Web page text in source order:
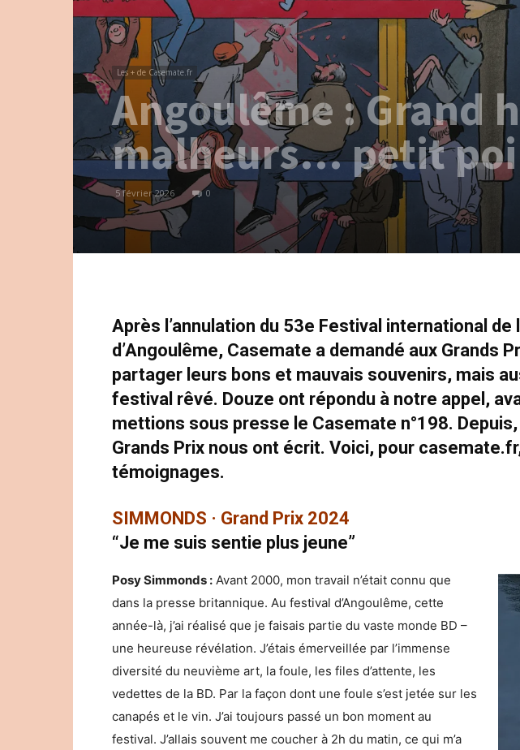
Les + de Casemate.fr
Angoulême : Grand
malheurs… petit
5 février 2026 0
Après l’annulation du 53e Festival international de
d’Angoulême, Casemate a demandé aux Grands
partager leurs bons et mauvais souvenirs, mais
festival rêvé. Douze ont répondu à notre appel,
mettions sous presse le Casemate n°198.
Grands Prix nous ont écrit. Voici, pour
témoignages.
SIMMONDS · Grand Prix 2024
“Je me suis sentie plus jeune”
Posy Simmonds : Avant 2000, mon travail n’était connu que
dans la presse britannique. Au festival d’Angoulême, cette
année-là, j’ai réalisé que je faisais partie du vaste monde BD –
une heureuse révélation. J’étais émerveillée par l’immense
diversité du neuvième art, la foule, les files d’attente, les
vedettes de la BD. Par la façon dont une foule s’est jetée sur les
canapés et le vin. J’ai toujours passé un bon moment au
festival. J’allais souvent me coucher à 2h du matin, ce qui m’a